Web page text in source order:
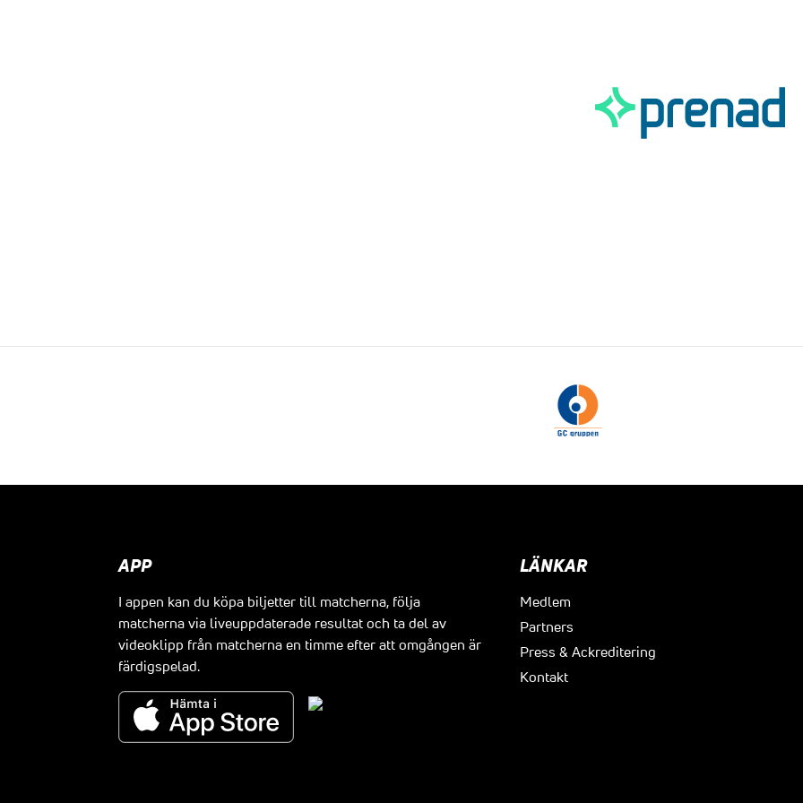
APP
I appen kan du köpa biljetter till matcherna, följa
matcherna via liveuppdaterade resultat och ta del av
videoklipp från matcherna en timme efter att omgången är
färdigspelad.
LÄNKAR
Medlem
Partners
Press & Ackreditering
Kontakt